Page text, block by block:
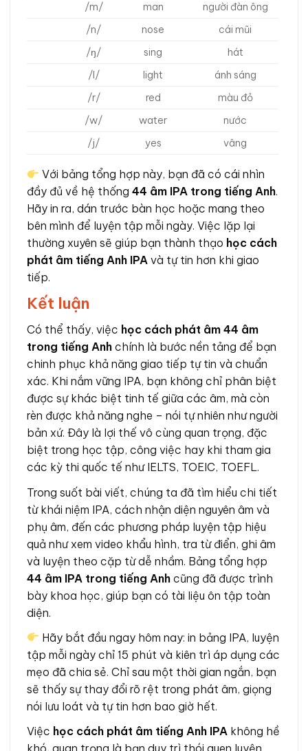
/m/
man
người đàn ông
/n/
nose
cái mũi
/ŋ/
sing
hát
/l/
light
ánh sáng
/r/
red
màu đỏ
/w/
water
nước
/j/
yes vâng
Với bảng tổng hợp này, bạn đã có cái nhìn
đầy đủ về hệ thống 44 âm IPA trong tiếng Anh.
Hãy in ra, dán trước bàn học hoặc mang theo
bên mình để luyện tập mỗi ngày. Việc lặp lại
thường xuyên sẽ giúp bạn thành thạo học cách
phát âm tiếng Anh IPA và tự tin hơn khi giao
tiếp.
Kết luận
Có thể thấy, việc học cách phát âm 44 âm
trong tiếng Anh chính là bước nền tảng để bạn
chinh phục khả năng giao tiếp tự tin và chuẩn
xác. Khi nắm vững IPA, bạn không chỉ phân biệt
được sự khác biệt tinh tế giữa các âm, mà còn
rèn được khả năng nghe – nói tự nhiên như người
bản xứ. Đây là lợi thế vô cùng quan trọng, đặc
biệt trong học tập, công việc hay khi tham gia
các kỳ thi quốc tế như IELTS, TOEIC, TOEFL.
Trong suốt bài viết, chúng ta đã tìm hiểu chi tiết
từ khái niệm IPA, cách nhận diện nguyên âm và
phụ âm, đến các phương pháp luyện tập hiệu
quả như xem video khẩu hình, tra từ điển, ghi âm
và luyện theo cặp từ dễ nhầm. Bảng tổng hợp
44 âm IPA trong tiếng Anh cũng đã được trình
bày khoa học, giúp bạn có tài liệu ôn tập toàn
diện.
Hãy bắt đầu ngay hôm nay: in bảng IPA, luyện
tập mỗi ngày chỉ 15 phút và kiên trì áp dụng các
mẹo đã chia sẻ. Chỉ sau một thời gian ngắn, bạn
sẽ thấy sự thay đổi rõ rệt trong phát âm, giọng
nói lưu loát và tự tin hơn bao giờ hết.
Việc học cách phát âm tiếng Anh IPA không hề
khó, quan trọng là bạn duy trì thói quen luyện